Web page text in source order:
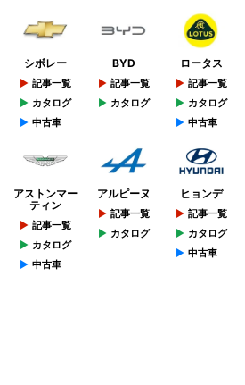
シボレー
記事一覧
カタログ
中古車
BYD
記事一覧
カタログ
ロータス
記事一覧
カタログ
中古車
アストンマー
ティン
記事一覧
カタログ
中古車
アルピーヌ
記事一覧
カタログ
ヒョンデ
記事一覧
カタログ
中古車